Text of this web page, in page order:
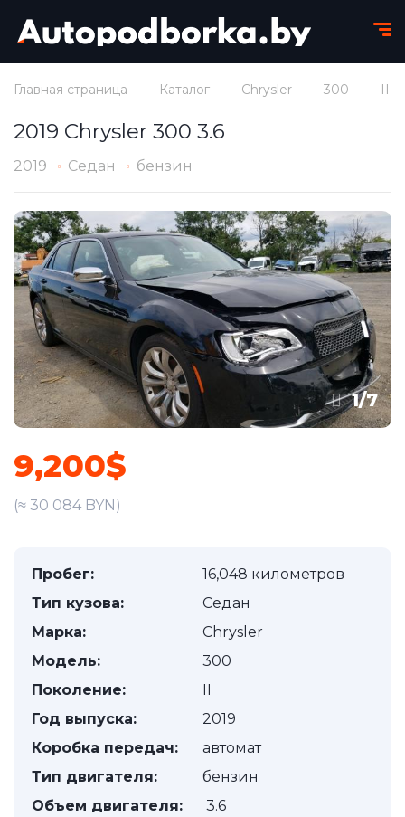
Главная страница Каталог Chrysler 300 II
2019 Chrysler 300 3.6
2019 Седан бензин
1/7
9,200$
(≈ 30 084 BYN)
Пробег:
16,048 километров
Тип кузова:
Седан
Марка:
Chrysler
Модель:
300
Поколение:
II
Год выпуска:
2019
Коробка передач:
автомат
Тип двигателя:
бензин
Объем двигателя:
3.6